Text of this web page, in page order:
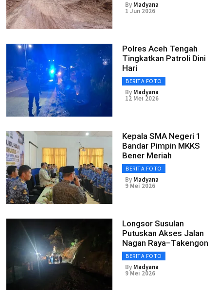
By Madyana
1 Jun 2026
Polres Aceh Tengah
Tingkatkan Patroli Dini
Hari
BERITA FOTO
By Madyana
12 Mei 2026
Kepala SMA Negeri 1
Bandar Pimpin MKKS
Bener Meriah
BERITA FOTO
By Madyana
9 Mei 2026
Longsor Susulan
Putuskan Akses Jalan
Nagan Raya–Takengon
BERITA FOTO
By Madyana
9 Mei 2026